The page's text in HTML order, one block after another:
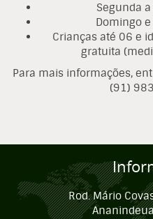
Segunda
Domingo
Crianças até 06 e
gratuita
Para mais informações,
(91)
Rod. Mário